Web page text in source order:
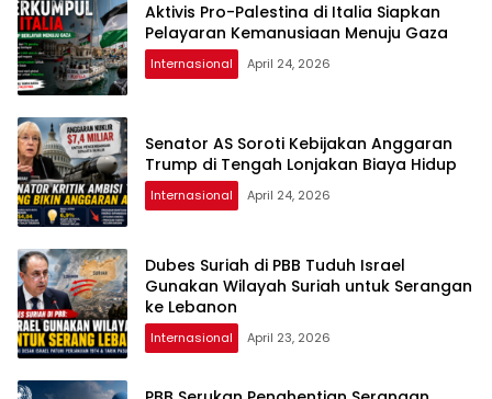
Aktivis Pro-Palestina di Italia Siapkan
Pelayaran Kemanusiaan Menuju Gaza
Internasional April 24, 2026
Senator AS Soroti Kebijakan Anggaran
Trump di Tengah Lonjakan Biaya Hidup
Internasional April 24, 2026
Dubes Suriah di PBB Tuduh Israel
Gunakan Wilayah Suriah untuk Serangan
ke Lebanon
Internasional April 23, 2026